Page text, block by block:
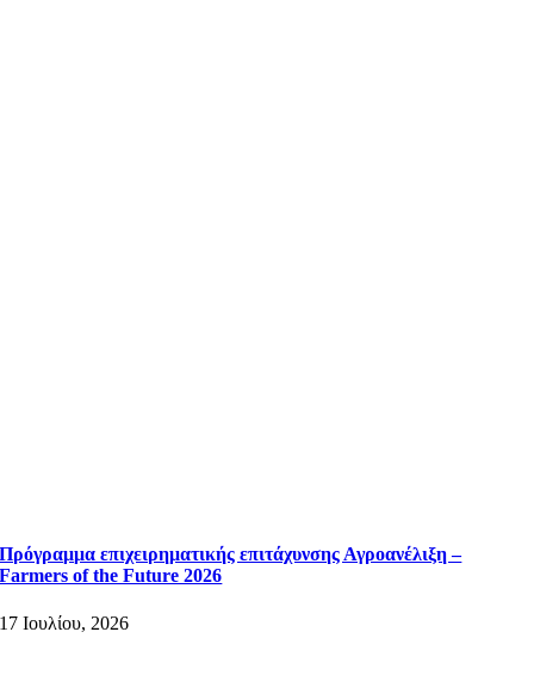
Πρόγραμμα επιχειρηματικής επιτάχυνσης Αγροανέλιξη –
Farmers of the Future 2026
17 Ιουλίου, 2026